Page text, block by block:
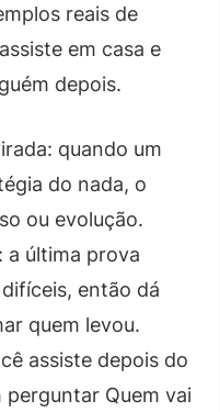
reais de
em casa e
depois.
quando um
do nada, o
ou evolução.
a última prova
então dá
quem levou.
assiste depois do
Quem vai